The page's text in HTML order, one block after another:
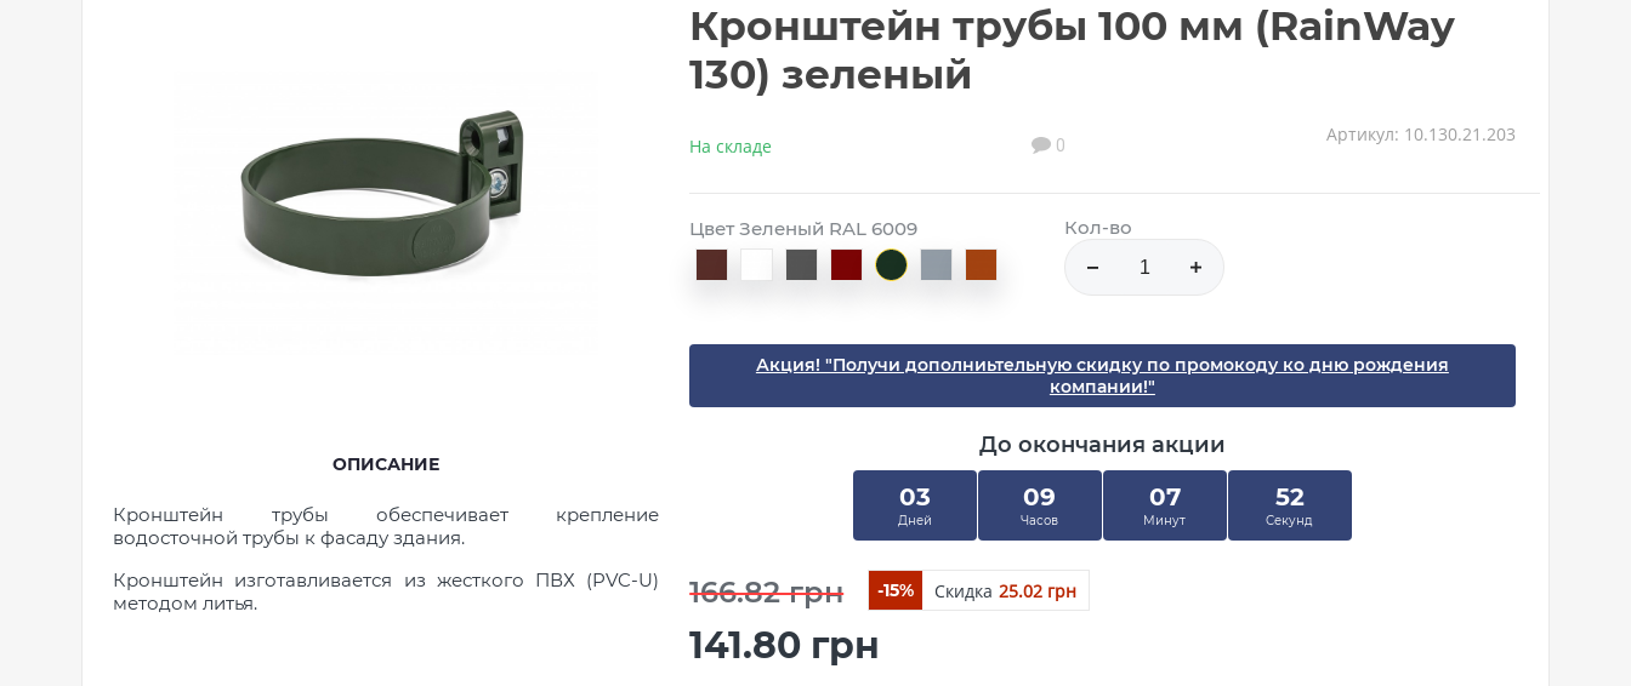
ОПИСАНИЕ
Кронштейн трубы обеспечивает крепление
водосточной трубы к фасаду здания.
Кронштейн изготавливается из жесткого ПВХ (PVC-U)
методом литья.
Кронштейн трубы 100 мм (RainWay
130) зеленый
На складе 0 Артикул: 10.130.21.203
Цвет Зеленый RAL 6009 Кол-во
Акция! "Получи дополниьтельную скидку по промокоду ко дню рождения
компании!"
До окончания акции
03
Дней
09
Часов
07
Минут
51
Секунд
166.82 грн -15% Скидка 25.02 грн
141.80 грн